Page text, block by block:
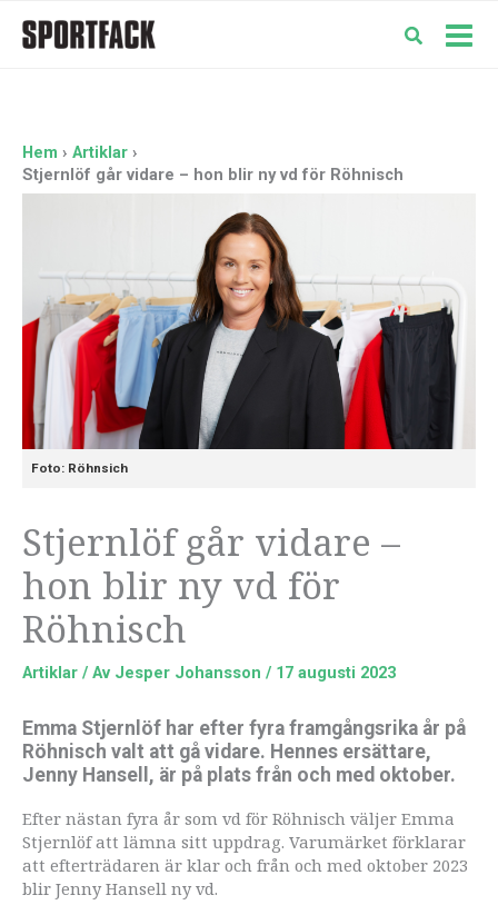
Hem
Artiklar
Stjernlöf går vidare – hon blir ny vd för Röhnisch
Foto: Röhnsich
Stjernlöf går vidare –
hon blir ny vd för
Röhnisch
Artiklar / Av Jesper Johansson / 17 augusti 2023
Emma Stjernlöf har efter fyra framgångsrika år på
Röhnisch valt att gå vidare. Hennes ersättare,
Jenny Hansell, är på plats från och med oktober.
Efter nästan fyra år som vd för Röhnisch väljer Emma
Stjernlöf att lämna sitt uppdrag. Varumärket förklarar
att efterträdaren är klar och från och med oktober 2023
blir Jenny Hansell ny vd.